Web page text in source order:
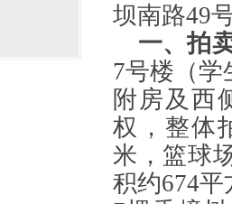
坝南路49
一、拍
7号楼（学
附房及西
权， 整体
米，篮球
积约674